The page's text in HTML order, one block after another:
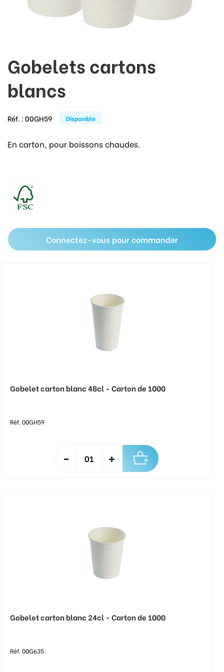
Gobelets cartons
blancs
Réf. :00GH59 Disponible
En carton, pour boissons chaudes.
Connectez-vous pour commander
Gobelet carton blanc 48cl - Carton de 1000
Réf. 00GH59
Gobelet carton blanc 24cl - Carton de 1000
Réf. 00G635